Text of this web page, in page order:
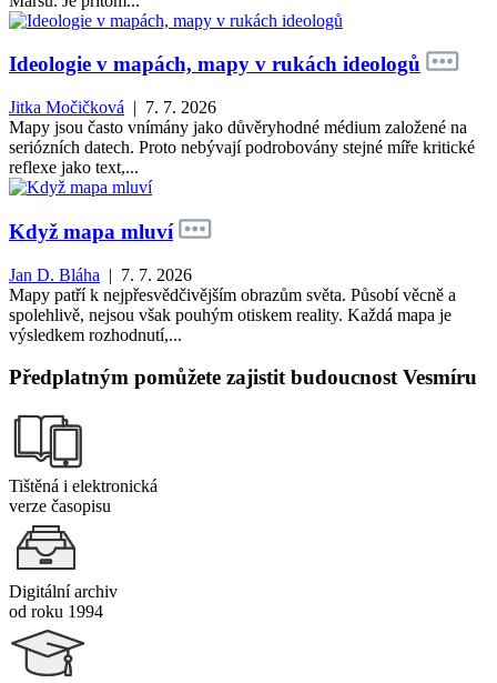
Ideologie v mapách, mapy v rukách ideologů
Jitka Močičková | 7. 7. 2026
Mapy jsou často vnímány jako důvěryhodné médium založené na
seriózních datech. Proto nebývají podrobovány stejné míře kritické
reflexe jako text,...
Když mapa mluví
Jan D. Bláha | 7. 7. 2026
Mapy patří k nejpřesvědčivějším obrazům světa. Působí věcně a
spolehlivě, nejsou však pouhým otiskem reality. Každá mapa je
výsledkem rozhodnutí,...
Předplatným pomůžete zajistit budoucnost Vesmíru
Tištěná i elektronická
verze časopisu
Digitální archiv
od roku 1994